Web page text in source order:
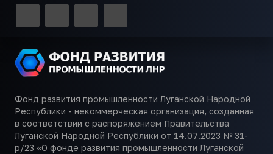
Фонд развития промышленности Луганской Народной
Республики - некоммерческая организация, созданная
в соответствии с распоряжением Правительства
Луганской Народной Республики от 14.07.2023 № 31-
р/23 «О фонде развития промышленности Луганской